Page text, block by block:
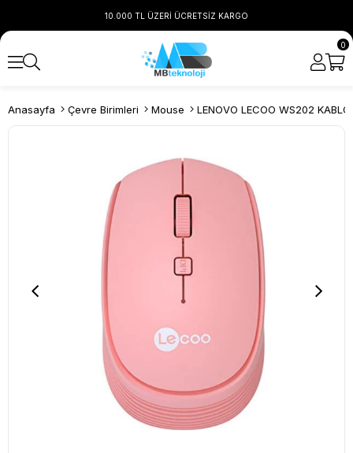
10.000 TL ÜZERİ ÜCRETSİZ KARGO
0
Anasayfa Çevre Birimleri Mouse